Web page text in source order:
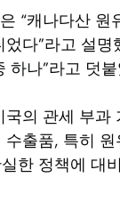
“캐나다산
다”라고 설
하나”라고 덧
의 관세 부
수출품, 특히
한 정책에 대